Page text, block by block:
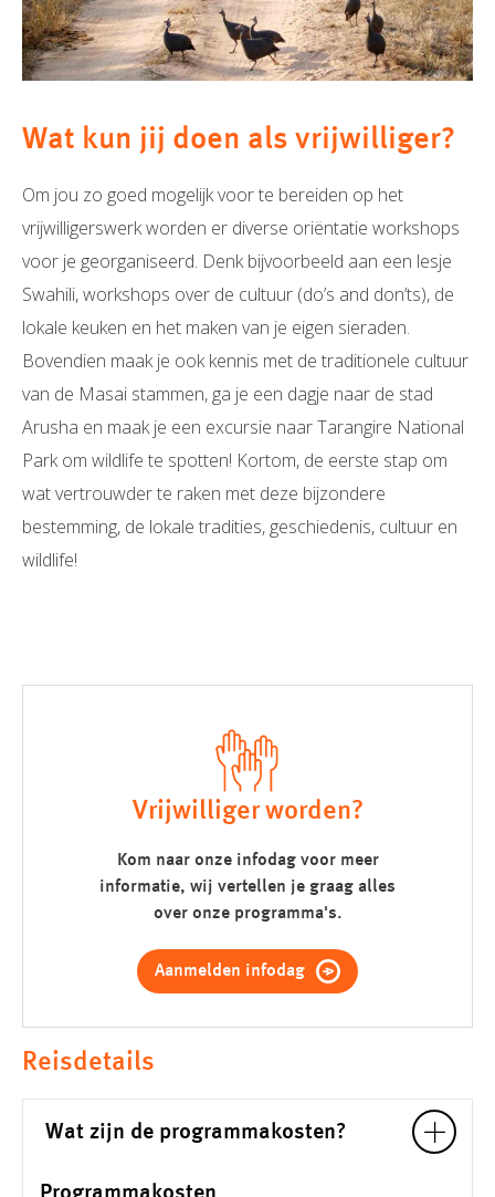
Wat kun jij doen als vrijwilliger?
Om jou zo goed mogelijk voor te bereiden op het
vrijwilligerswerk worden er diverse oriëntatie workshops
voor je georganiseerd. Denk bijvoorbeeld aan een lesje
Swahili, workshops over de cultuur (do’s and don’ts), de
lokale keuken en het maken van je eigen sieraden.
Bovendien maak je ook kennis met de traditionele cultuur
van de Masai stammen, ga je een dagje naar de stad
Arusha en maak je een excursie naar Tarangire National
Park om wildlife te spotten! Kortom, de eerste stap om
wat vertrouwder te raken met deze bijzondere
bestemming, de lokale tradities, geschiedenis, cultuur en
wildlife!
Vrijwilliger worden?
Kom naar onze infodag voor meer
informatie, wij vertellen je graag alles
over onze programma's.
Aanmelden infodag
Reisdetails
Wat zijn de programmakosten?